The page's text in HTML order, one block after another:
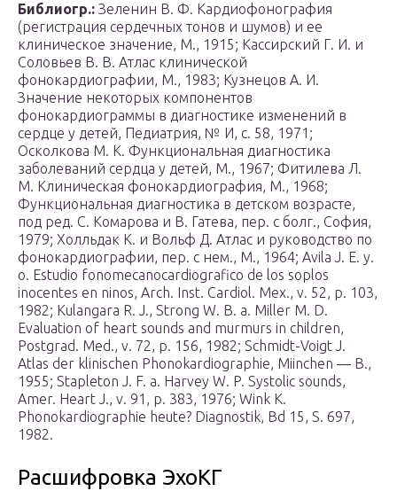
Библиогр.: Зеленин В. Ф. Кардиофонография
(регистрация сердечных тонов и шумов) и ее
клиническое значение, М., 1915; Кассирский Г. И. и
Соловьев В. В. Атлас клинической
фонокардиографии, М., 1983; Кузнецов А. И.
Значение некоторых компонентов
фонокардиограммы в диагностике изменений в
сердце у детей, Педиатрия, № И, с. 58, 1971;
Осколкова М. К. Функциональная диагностика
заболеваний сердца у детей, М., 1967; Фитилева Л.
М. Клиническая фонокардиография, М., 1968;
Функциональная диагностика в детском возрасте,
под ред. С. Комарова и В. Гатева, пер. с болг., София,
1979; Холльдак К. и Вольф Д. Атлас и руководство по
фонокардиографии, пер. с нем., М., 1964; Avila J. Е. у.
о. Estudio fonomecanocardiografico de los soplos
inocentes en ninos, Arch. Inst. Cardiol. Mex., v. 52, p. 103,
1982; Kulangara R. J., Strong W. B. a. Miller M. D.
Evaluation of heart sounds and murmurs in children,
Postgrad. Med., v. 72, p. 156, 1982; Schmidt-Voigt J.
Atlas der klinischen Phonokardiographie, Miinchen — B.,
1955; Stapleton J. F. a. Harvey W. P. Systolic sounds,
Amer. Heart J., v. 91, p. 383, 1976; Wink K.
Phonokardiographie heute? Diagnostik, Bd 15, S. 697,
1982.
Расшифровка ЭхоКГ